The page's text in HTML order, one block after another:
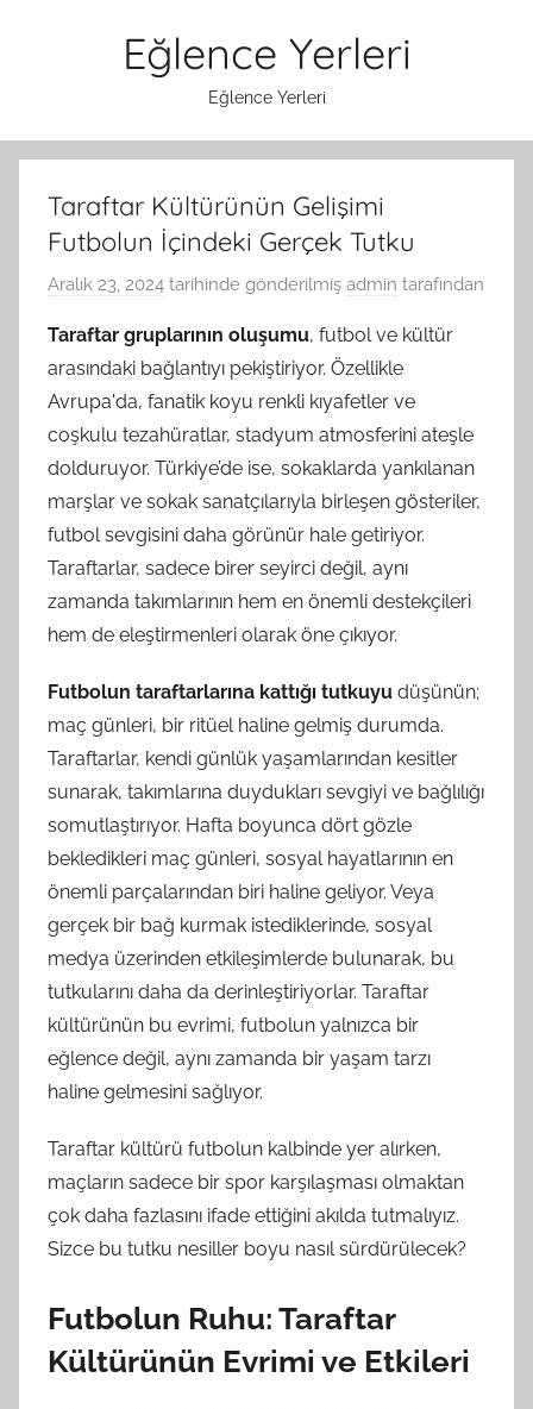
Eğlence Yerleri
Eğlence Yerleri
Taraftar Kültürünün Gelişimi
Futbolun İçindeki Gerçek Tutku
Aralık 23, 2024 tarihinde gönderilmiş admin tarafından
Taraftar gruplarının oluşumu, futbol ve kültür
arasındaki bağlantıyı pekiştiriyor. Özellikle
Avrupa'da, fanatik koyu renkli kıyafetler ve
coşkulu tezahüratlar, stadyum atmosferini ateşle
dolduruyor. Türkiye’de ise, sokaklarda yankılanan
marşlar ve sokak sanatçılarıyla birleşen gösteriler,
futbol sevgisini daha görünür hale getiriyor.
Taraftarlar, sadece birer seyirci değil, aynı
zamanda takımlarının hem en önemli destekçileri
hem de eleştirmenleri olarak öne çıkıyor.
Futbolun taraftarlarına kattığı tutkuyu düşünün;
maç günleri, bir ritüel haline gelmiş durumda.
Taraftarlar, kendi günlük yaşamlarından kesitler
sunarak, takımlarına duydukları sevgiyi ve bağlılığı
somutlaştırıyor. Hafta boyunca dört gözle
bekledikleri maç günleri, sosyal hayatlarının en
önemli parçalarından biri haline geliyor. Veya
gerçek bir bağ kurmak istediklerinde, sosyal
medya üzerinden etkileşimlerde bulunarak, bu
tutkularını daha da derinleştiriyorlar. Taraftar
kültürünün bu evrimi, futbolun yalnızca bir
eğlence değil, aynı zamanda bir yaşam tarzı
haline gelmesini sağlıyor.
Taraftar kültürü futbolun kalbinde yer alırken,
maçların sadece bir spor karşılaşması olmaktan
çok daha fazlasını ifade ettiğini akılda tutmalıyız.
Sizce bu tutku nesiller boyu nasıl sürdürülecek?
Futbolun Ruhu: Taraftar
Kültürünün Evrimi ve Etkileri